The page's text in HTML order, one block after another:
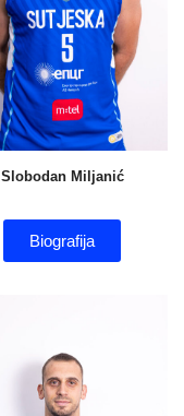
Slobodan Miljanić
Biografija